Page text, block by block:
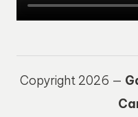
Copyright 2026 —